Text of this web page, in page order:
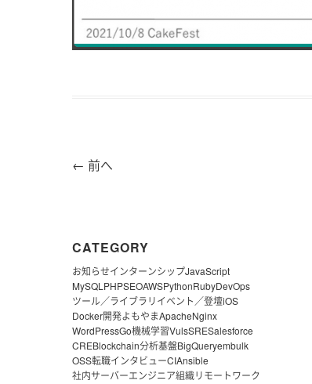
← 前へ
CATEGORY
お知らせインターンシップJavaScript
MySQL PHPSEOAWSPythonRubyDevOps
ツール／ライブラリイベント／登壇iOS
Docker開発よもやまApacheNginx
WordPressGo機械学習VulsSRESalesforce
CREBlockchain分析基盤BigQueryembulk
OSS転職インタビューCIAnsible
社内サーバーエンジニア組織リモートワーク